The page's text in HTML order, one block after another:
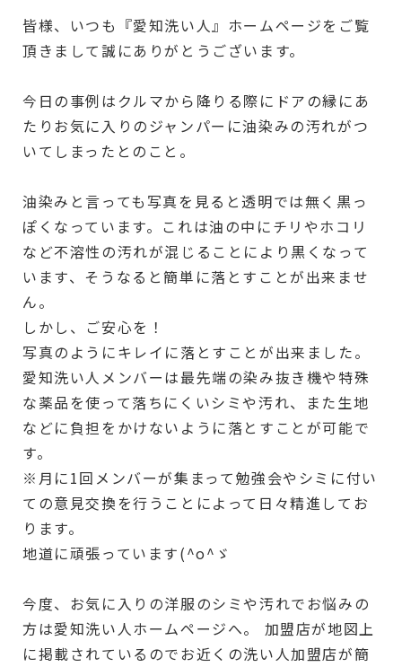
皆様、いつも『愛知洗い人』ホームページをご覧
頂きまして誠にありがとうございます。
今日の事例はクルマから降りる際にドアの縁にあ
たりお気に入りのジャンパーに油染みの汚れがつ
いてしまったとのこと。
油染みと言っても写真を見ると透明では無く黒っ
ぽくなっています。これは油の中にチリやホコリ
など不溶性の汚れが混じることにより黒くなって
います、そうなると簡単に落とすことが出来ませ
ん。
しかし、ご安心を！
写真のようにキレイに落とすことが出来ました。
愛知洗い人メンバーは最先端の染み抜き機や特殊
な薬品を使って落ちにくいシミや汚れ、また生地
などに負担をかけないように落とすことが可能で
す。
※月に1回メンバーが集まって勉強会やシミに付い
ての意見交換を行うことによって日々精進してお
ります。
地道に頑張っています(^o^ゞ
今度、お気に入りの洋服のシミや汚れでお悩みの
方は愛知洗い人ホームページへ。 加盟店が地図上
に掲載されているのでお近くの洗い人加盟店が簡